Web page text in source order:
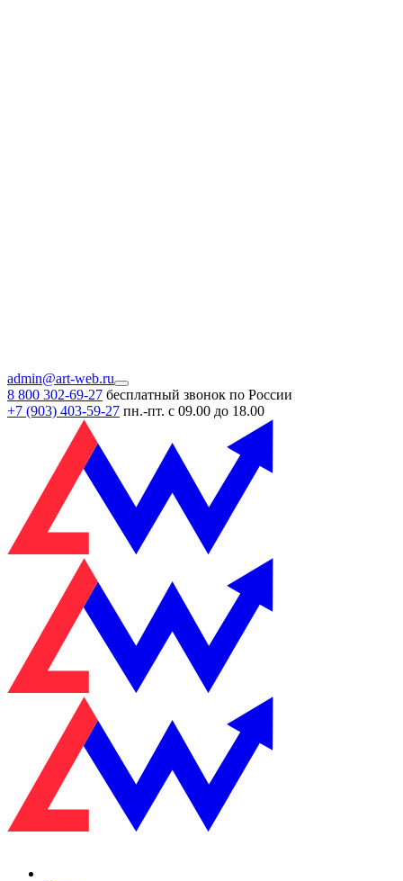
admin@art-web.ru
8 800 302-69-27 бесплатный звонок по России
+7 (903) 403-59-27 пн.-пт. с 09.00 до 18.00